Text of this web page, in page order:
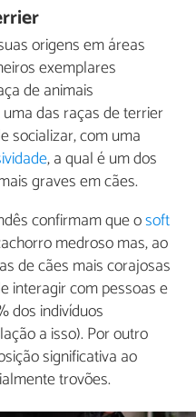
origens em áreas
exemplares
de animais
das raças de terrier
socializar, com uma
, a qual é um dos
graves em cães.
confirmam que osoft
medroso mas, ao
de cães mais corajosas
interagir com pessoas e
dos indivíduos
a isso). Por outro
significativa ao
trovões.